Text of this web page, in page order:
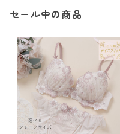
セール中の商品